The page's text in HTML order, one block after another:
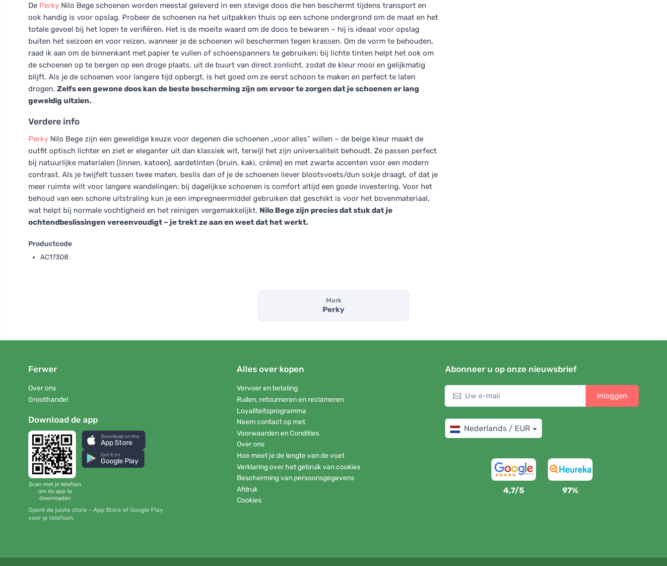
De Perky Nilo Bege schoenen worden meestal geleverd in een stevige doos die hen beschermt tijdens transport en
ook handig is voor opslag. Probeer de schoenen na het uitpakken thuis op een schone ondergrond om de maat en het
totale gevoel bij het lopen te verifiëren. Het is de moeite waard om de doos te bewaren – hij is ideaal voor opslag
buiten het seizoen en voor reizen, wanneer je de schoenen wil beschermen tegen krassen. Om de vorm te behouden,
raad ik aan om de binnenkant met papier te vullen of schoenspanners te gebruiken; bij lichte tinten helpt het ook om
de schoenen op te bergen op een droge plaats, uit de buurt van direct zonlicht, zodat de kleur mooi en gelijkmatig
blijft. Als je de schoenen voor langere tijd opbergt, is het goed om ze eerst schoon te maken en perfect te laten
drogen. Zelfs een gewone doos kan de beste bescherming zijn om ervoor te zorgen dat je schoenen er lang
geweldig uitzien.
Verdere info
Perky Nilo Bege zijn een geweldige keuze voor degenen die schoenen „voor alles“ willen – de beige kleur maakt de
outfit optisch lichter en ziet er eleganter uit dan klassiek wit, terwijl het zijn universaliteit behoudt. Ze passen perfect
bij natuurlijke materialen (linnen, katoen), aardetinten (bruin, kaki, crème) en met zwarte accenten voor een modern
contrast. Als je twijfelt tussen twee maten, beslis dan of je de schoenen liever blootsvoets/dun sokje draagt, of dat je
meer ruimte wilt voor langere wandelingen; bij dagelijkse schoenen is comfort altijd een goede investering. Voor het
behoud van een schone uitstraling kun je een impregneermiddel gebruiken dat geschikt is voor het bovenmateriaal,
wat helpt bij normale vochtigheid en het reinigen vergemakkelijkt. Nilo Bege zijn precies dat stuk dat je
ochtendbeslissingen vereenvoudigt – je trekt ze aan en weet dat het werkt.
Productcode
AC17308
Merk
Perky
Ferwer
Over ons
Groothandel
Download de app
Scan met je telefoon
om de app te
downloaden
Download on the
App Store
Get it on
Google Play
Opent de juiste store – App Store of Google Play
voor je telefoon.
Alles over kopen
Vervoer en betaling
Ruilen, retourneren en reclameren
Loyaliteitsprogramma
Neem contact op met
Voorwaarden en Condities
Over ons
Hoe meet je de lengte van de voet
Verklaring over het gebruik van cookies
Bescherming van persoonsgegevens
Afdruk
Cookies
Abonneer u op onze nieuwsbrief
Inloggen
Nederlands / EUR
4,7/5 97%